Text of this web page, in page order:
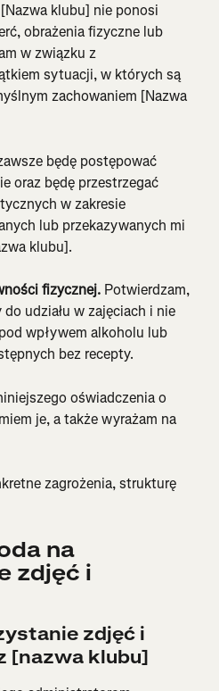
klubu] nie ponosi
obrażenia fizyczne lub
w związku z
sytuacji, w których są
zachowaniem [Nazwa
będę postępować
oraz będę przestrzegać
w zakresie
lub przekazywanych mi
klubu].
fizycznej. Potwierdzam,
udziału w zajęciach i nie
wpływem alkoholu lub
bez recepty.
oświadczenia o
je, a także wyrażam na
zagrożenia, strukturę
na
zdjęć i
zdjęć i
[nazwa klubu]